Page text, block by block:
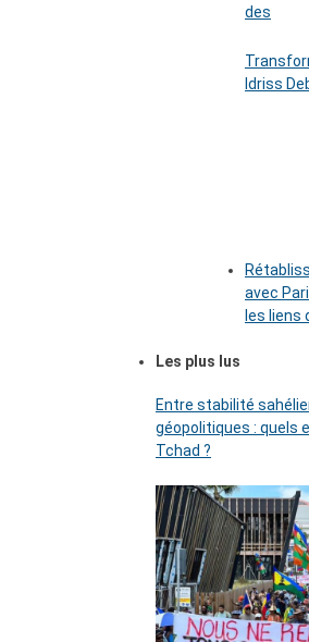
des
Idriss
avec
les liens
Les plus lus
Entre stabilité
géopolitiques : quels
Tchad ?